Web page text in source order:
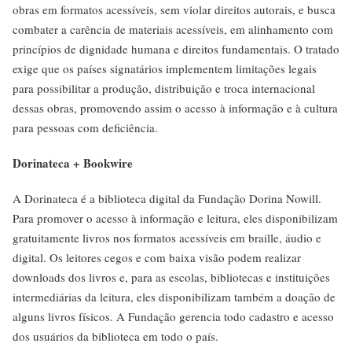
obras em formatos acessíveis, sem violar direitos autorais, e busca
combater a carência de materiais acessíveis, em alinhamento com
princípios de dignidade humana e direitos fundamentais. O tratado
exige que os países signatários implementem limitações legais
para possibilitar a produção, distribuição e troca internacional
dessas obras, promovendo assim o acesso à informação e à cultura
para pessoas com deficiência.
Dorinateca + Bookwire
A Dorinateca é a biblioteca digital da Fundação Dorina Nowill.
Para promover o acesso à informação e leitura, eles disponibilizam
gratuitamente livros nos formatos acessíveis em braille, áudio e
digital. Os leitores cegos e com baixa visão podem realizar
downloads dos livros e, para as escolas, bibliotecas e instituições
intermediárias da leitura, eles disponibilizam também a doação de
alguns livros físicos. A Fundação gerencia todo cadastro e acesso
dos usuários da biblioteca em todo o país.